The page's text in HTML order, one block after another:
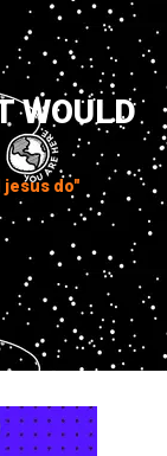
WOULD
jesus do"